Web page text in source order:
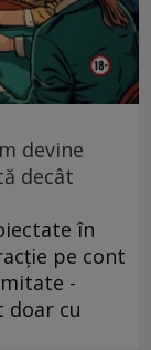
devine
decât
în
pe cont
-
doar cu